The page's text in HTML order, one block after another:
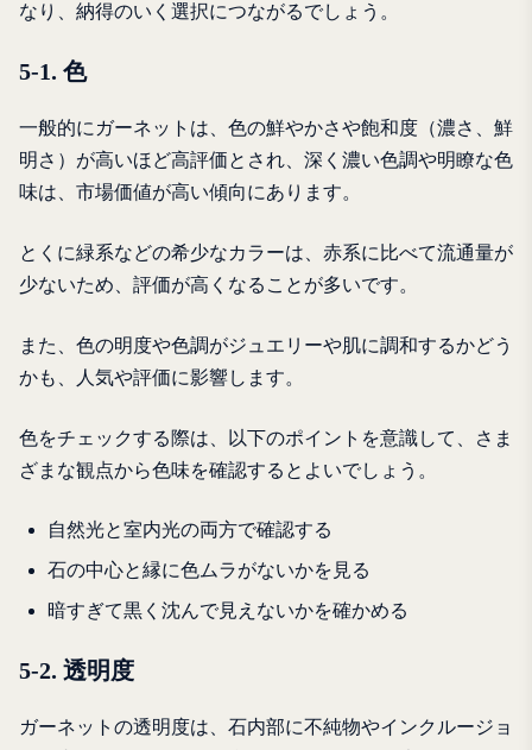
なり、納得のいく選択につながるでしょう。
5-1. 色
一般的にガーネットは、色の鮮やかさや飽和度（濃さ、鮮
明さ）が高いほど高評価とされ、深く濃い色調や明瞭な色
味は、市場価値が高い傾向にあります。
とくに緑系などの希少なカラーは、赤系に比べて流通量が
少ないため、評価が高くなることが多いです。
また、色の明度や色調がジュエリーや肌に調和するかどう
かも、人気や評価に影響します。
色をチェックする際は、以下のポイントを意識して、さま
ざまな観点から色味を確認するとよいでしょう。
自然光と室内光の両方で確認する
石の中心と縁に色ムラがないかを見る
暗すぎて黒く沈んで見えないかを確かめる
5-2. 透明度
ガーネットの透明度は、石内部に不純物やインクルージョ